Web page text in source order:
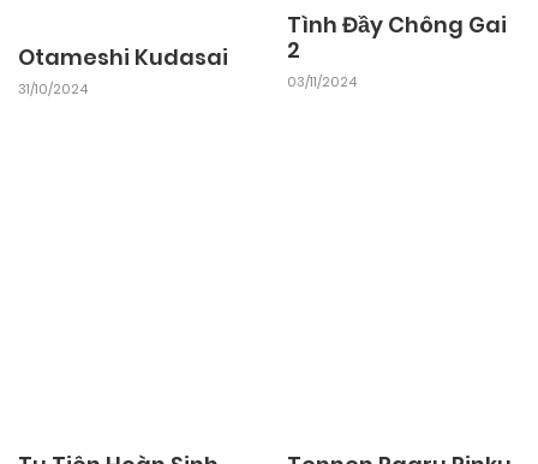
Otameshi Kudasai
31/10/2024
Tình Đầy Chông Gai
2
03/11/2024